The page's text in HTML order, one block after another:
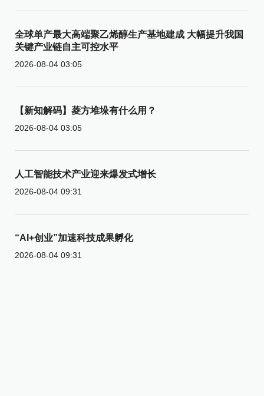
全球单产最大高端聚乙烯醇生产基地建成 大幅提升我国
关键产业链自主可控水平
2026-08-04 03:05
【新知解码】菱方堆垛有什么用？
2026-08-04 03:05
人工智能技术产业迎来爆发式增长
2026-08-04 09:31
“AI+创业”加速科技成果孵化
2026-08-04 09:31